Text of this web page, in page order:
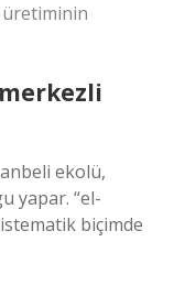
üretiminin
ekolü,
yapar. “el-
biçimde